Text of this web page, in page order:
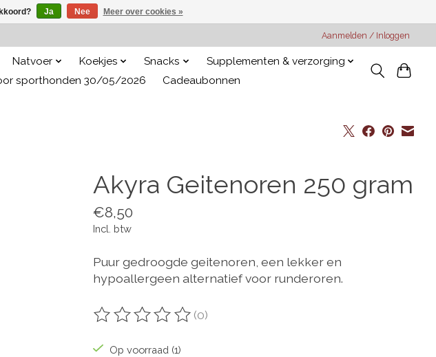
Aanmelden / Inloggen
Natvoer Koekjes Snacks
Supplementen & verzorging
sporthonden 30/05/2026 Cadeaubonnen
Akyra Geitenoren 250 gram
€8,50
Incl. btw
Puur gedroogde geitenoren, een lekker en
hypoallergeen alternatief voor runderoren.
De beoordeling van dit product is
(0)
Op voorraad (1)
Ja Nee Meer over cookies »